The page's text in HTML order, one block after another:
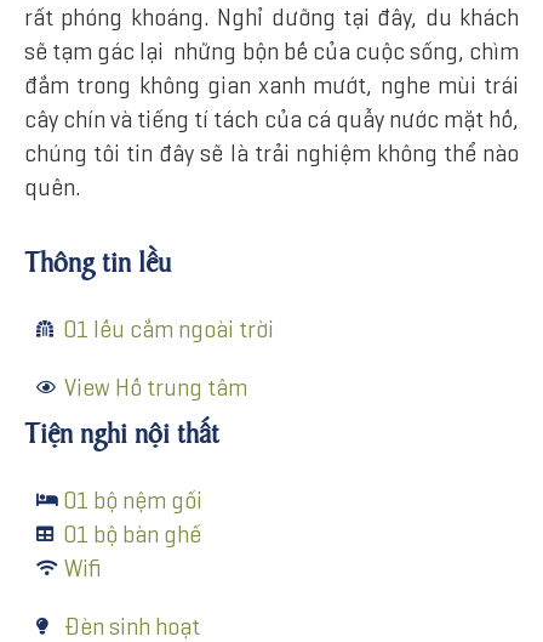
rất phóng khoáng. Nghỉ dưỡng tại đây, du khách
sẽ tạm gác lại những bộn bề của cuộc sống, chìm
đắm trong không gian xanh mướt, nghe mùi trái
cây chín và tiếng tí tách của cá quẫy nước mặt hồ,
chúng tôi tin đây sẽ là trải nghiệm không thể nào
quên.
Thông tin lều
01 lều cắm ngoài trời
View Hồ trung tâm
Tiện nghi nội thất
01 bộ nệm gối
01 bộ bàn ghế
Wifi
Đèn sinh hoạt